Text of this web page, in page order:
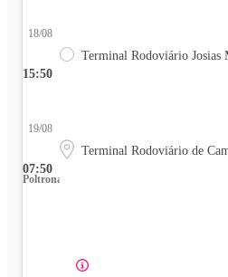
15:50
18/08
Terminal Rodoviário Josias
07:50
19/08
Terminal Rodoviário de
Poltrona